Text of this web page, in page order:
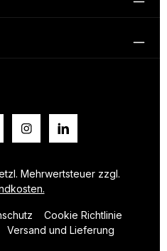
Mehrwertsteuer zzgl.
Cookie Richtlinie
Versand und Lieferung